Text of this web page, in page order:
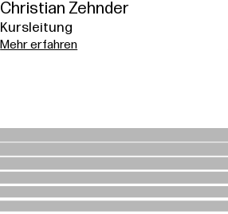
Christian Zehnder
Kursleitung
Mehr erfahren